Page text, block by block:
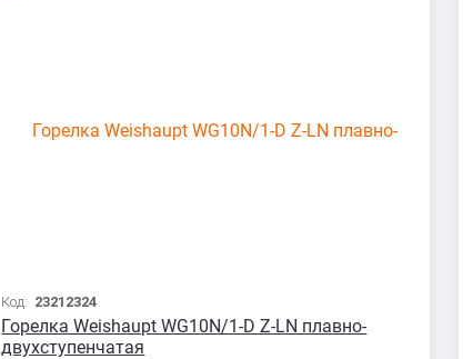
Код: 23212324
Горелка Weishaupt WG10N/1-D Z-LN плавно-
двухступенчатая